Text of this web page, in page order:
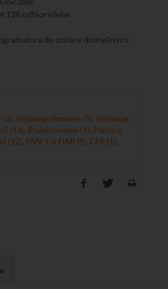
128 odbiorników
do zmiany domyślnych
(3) Instalacje domowe (5) Instalacje
(14) Projektowanie (4) Pomiary
(12) DVB-T & DAB (9) CPR (1)